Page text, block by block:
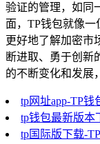
验证的管理，如同
面，TP钱包就像
更好地了解加密市
断进取、勇于创新
的不断变化和发展
tp网址app-TP
tp钱包最新版本
tp国际版下载-